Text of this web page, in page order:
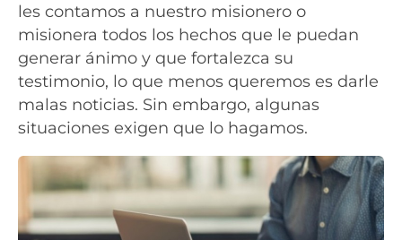
les contamos a nuestro misionero o
misionera todos los hechos que le puedan
generar ánimo y que fortalezca su
testimonio, lo que menos queremos es darle
malas noticias. Sin embargo, algunas
situaciones exigen que lo hagamos.